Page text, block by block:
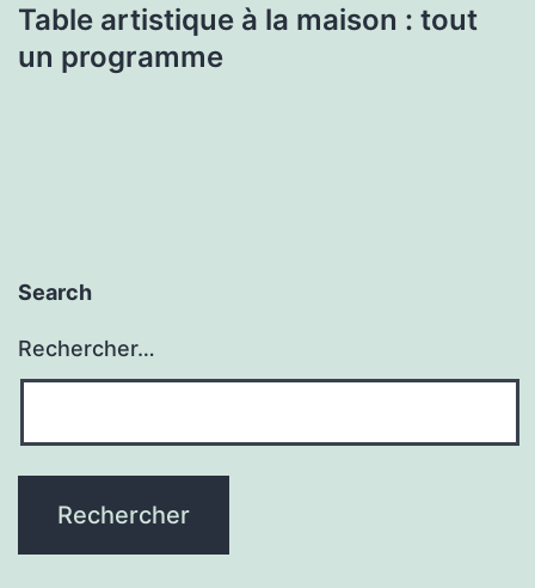
Table artistique à la maison : tout
un programme
Search
Rechercher…